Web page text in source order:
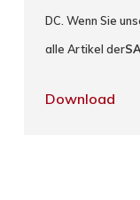
DC. Wenn Sie
alle Artikel der
Download